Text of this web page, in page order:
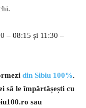
– 08:15 și 11:30 –
din Sibiu 100%.
să le împărtășești cu
sau